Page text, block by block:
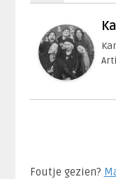
Foutje gezien?